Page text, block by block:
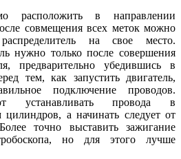
расположить в направлении
совмещения всех меток можно
на свое место.
нужно только после совершения
предварительно убедившись в
тем, как запустить двигатель,
подключение проводов.
устанавливать провода в
цилиндров, а начинать следует от
точно выставить зажигание
но для этого лучше